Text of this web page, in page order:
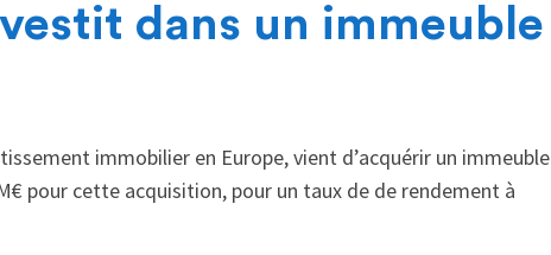
dans un immeuble
immobilier en Europe, vient d’acquérir un immeuble
pour cette acquisition, pour un taux de de rendement à